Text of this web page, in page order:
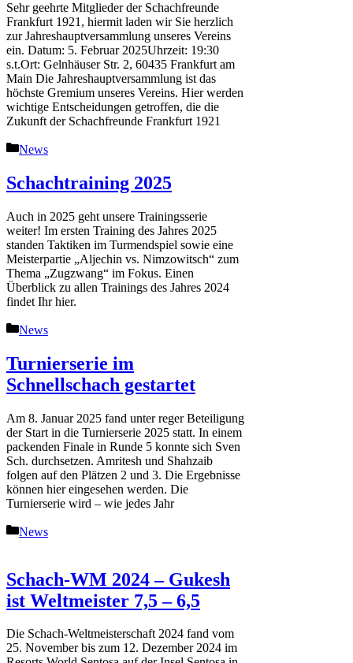
Sehr geehrte Mitglieder der Schachfreunde
Frankfurt 1921, hiermit laden wir Sie herzlich
zur Jahreshauptversammlung unseres Vereins
ein. Datum: 5. Februar 2025Uhrzeit: 19:30
s.t.Ort: Gelnhäuser Str. 2, 60435 Frankfurt am
Main Die Jahreshauptversammlung ist das
höchste Gremium unseres Vereins. Hier werden
wichtige Entscheidungen getroffen, die die
Zukunft der Schachfreunde Frankfurt 1921
Kategorien
News
Schachtraining 2025
Auch in 2025 geht unsere Trainingsserie
weiter! Im ersten Training des Jahres 2025
standen Taktiken im Turmendspiel sowie eine
Meisterpartie „Aljechin vs. Nimzowitsch“ zum
Thema „Zugzwang“ im Fokus. Einen
Überblick zu allen Trainings des Jahres 2024
findet Ihr hier.
Kategorien
News
Turnierserie im
Schnellschach gestartet
Am 8. Januar 2025 fand unter reger Beteiligung
der Start in die Turnierserie 2025 statt. In einem
packenden Finale in Runde 5 konnte sich Sven
Sch. durchsetzen. Amritesh und Shahzaib
folgen auf den Plätzen 2 und 3. Die Ergebnisse
können hier eingesehen werden. Die
Turnierserie wird – wie jedes Jahr
Kategorien
News
Schach-WM 2024 – Gukesh
ist Weltmeister 7,5 – 6,5
Die Schach-Weltmeisterschaft 2024 fand vom
25. November bis zum 12. Dezember 2024 im